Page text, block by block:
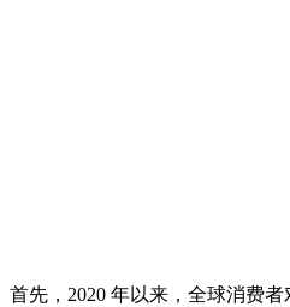
首先，2020 年以来，全球消费